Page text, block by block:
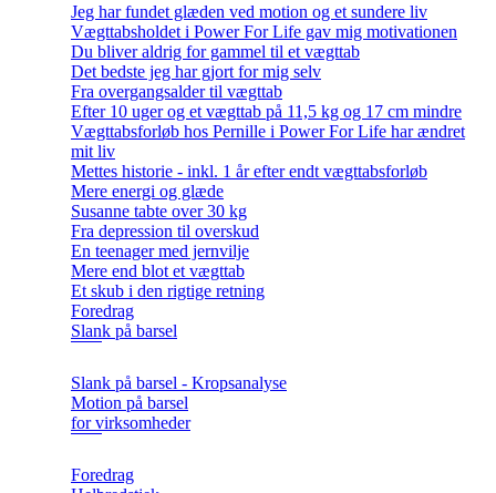
Jeg har fundet glæden ved motion og et sundere liv
Vægttabsholdet i Power For Life gav mig motivationen
Du bliver aldrig for gammel til et vægttab
Det bedste jeg har gjort for mig selv
Fra overgangsalder til vægttab
Efter 10 uger og et vægttab på 11,5 kg og 17 cm mindre
Vægttabsforløb hos Pernille i Power For Life har ændret
mit liv
Mettes historie - inkl. 1 år efter endt vægttabsforløb
Mere energi og glæde
Susanne tabte over 30 kg
Fra depression til overskud
En teenager med jernvilje
Mere end blot et vægttab
Et skub i den rigtige retning
Foredrag
Slank på barsel
Slank på barsel - Kropsanalyse
Motion på barsel
for virksomheder
Foredrag